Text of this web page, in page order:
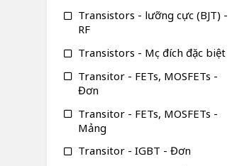
Transistors - lưỡng cực (BJT) -
RF
Transistors - Mục đích đặc biệt
Transitor - FETs, MOSFETs -
Đơn
Transitor - FETs, MOSFETs -
Mảng
Transitor - IGBT - Đơn